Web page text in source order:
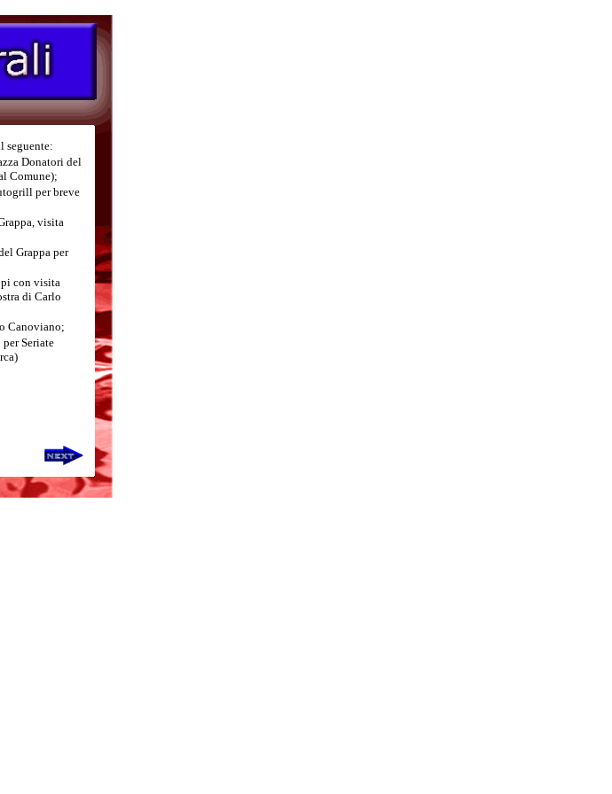
Donatori del
Comune);
per breve
visita
Grappa per
con visita
di Carlo
Canoviano;
per Seriate